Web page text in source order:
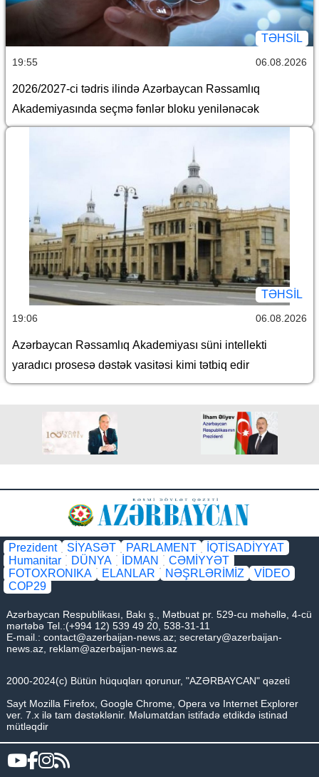
TƏHSIL
19:55 06.08.2026
2026/2027-ci tədris ilində Azərbaycan Rəssamlıq
Akademiyasında seçmə fənlər bloku yenilənəcək
TƏHSIL
19:06 06.08.2026
Azərbaycan Rəssamlıq Akademiyası süni intellekti
yaradıcı prosesə dəstək vasitəsi kimi tətbiq edir
Prezident SİYASƏT PARLAMENT
İQTİSADİYYAT
Humanitar
DÜNYA İDMAN
CƏMİYYƏT
FOTOXRONIKA
ELANLAR NƏŞRLƏRİMİZ
VİDEO
COP29
Azərbaycan Respublikası, Bakı ş., Mətbuat pr. 529-cu məhəllə, 4-cü
mərtəbə Tel.:(+994 12) 539 49 20, 538-31-11
E-mail.: contact@azerbaijan-news.az; secretary@azerbaijan-
news.az, reklam@azerbaijan-news.az
2000-2024(c) Bütün hüquqları qorunur, "AZƏRBAYCAN" qəzeti
Sayt Mozilla Firefox, Google Chrome, Opera və Internet Explorer
ver. 7.x ilə tam dəstəklənir. Məlumatdan istifadə etdikdə istinad
mütləqdir